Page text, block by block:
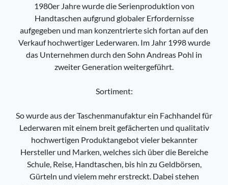
1980er Jahre wurde die Serienproduktion von
Handtaschen aufgrund globaler Erfordernisse
aufgegeben und man konzentrierte sich fortan auf den
Verkauf hochwertiger Lederwaren. Im Jahr 1998 wurde
das Unternehmen durch den Sohn Andreas Pohl in
zweiter Generation weitergeführt.
Sortiment:
So wurde aus der Taschenmanufaktur ein Fachhandel für
Lederwaren mit einem breit gefächerten und qualitativ
hochwertigen Produktangebot vieler bekannter
Hersteller und Marken, welches sich über die Bereiche
Schule, Reise, Handtaschen, bis hin zu Geldbörsen,
Gürteln und vielem mehr erstreckt. Dabei stehen